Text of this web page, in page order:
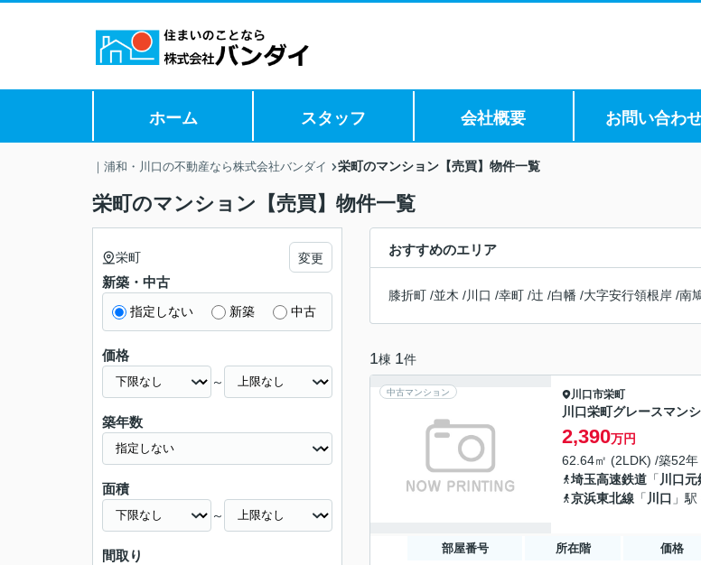
ホーム スタッフ 会社概要 お問い合わ
｜浦和・川口の不動産なら株式会社バンダイ 栄町のマンション【売買】物件一覧
栄町のマンション【売買】物件一覧
おすすめのエリア
膝折町 /並木 /川口 /幸町 /辻 /白幡 /大字安行領根岸 /南
1棟 1件
中古マンション 川口市栄町
川口栄町グレースマン
2,390万円
62.64㎡ (2LDK) /築52年
埼玉高速鉄道 「 川口元
京浜東北線 「 川口 」
部屋番号 所在階 価格
栄町 変更
新築・中古
指定しない 新築 中古
価格
～
築年数
面積
～
間取り